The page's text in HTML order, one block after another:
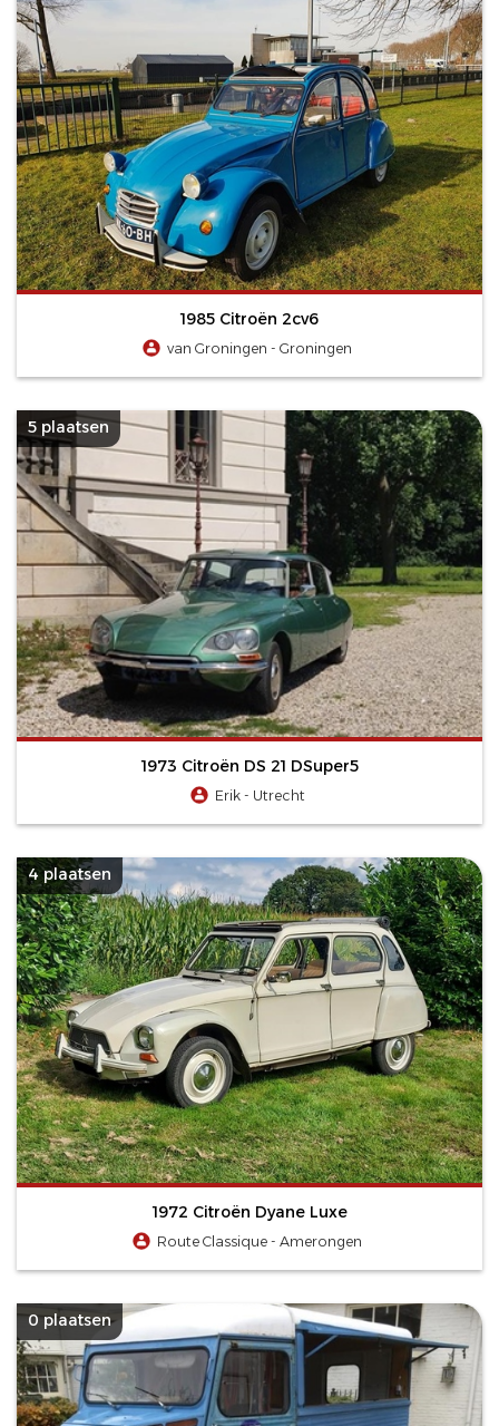
1985 Citroën 2cv6
van Groningen - Groningen
5 plaatsen
1973 Citroën DS 21 DSuper5
Erik - Utrecht
4 plaatsen
1972 Citroën Dyane Luxe
Route Classique - Amerongen
0 plaatsen